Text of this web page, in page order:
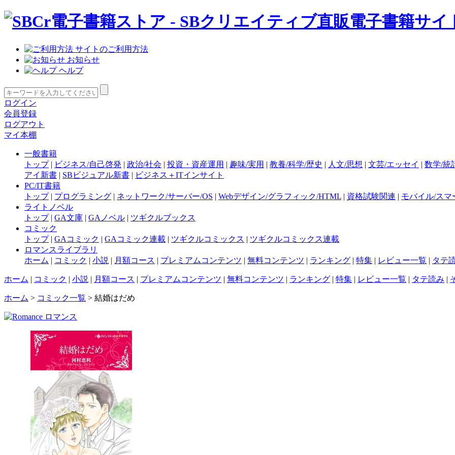
サイトのご利用方法
お知らせ
ヘルプ
ログイン
会員登録
ログアウト
マイ本棚
一般書籍
トップ| ビジネス/自己啓発 | 政治/社会 | 投資・資産運用 | 趣味/実用 | 教養/科学/歴史 | 人文/思想 | 文芸/エッセイ | 数学/統
アイ新書 | SBビジュアル新書 | ビジネス＋ITインサイト
PC/IT書籍
トップ| プログラミング | ネットワーク/サーバー/OS | Webデザイン/グラフィック/HTML | 資格試験関連 | モバイル/スマ
ライトノベル
トップ| GA文庫 | GAノベル | ツギクルブックス
コミック
トップ| GAコミック | GAコミック連載 | ツギクルコミックス | ツギクルコミックス連載
ロマンスライブラリ
ホーム | コミック | 小説 | 月額コース | プレミアムコンテンツ | 無料コンテンツ | ランキング | 特集 | レビュー一覧 | タテ
ホーム | コミック | 小説 | 月額コース | プレミアムコンテンツ | 無料コンテンツ | ランキング | 特集 | レビュー一覧 | タテ読み |
ホーム > コミック一覧 > 結婚はだめ